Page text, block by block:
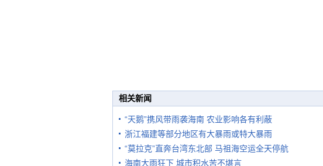
相关新闻
“天鹅”携风带雨袭海南 农业影响各有利蔽
浙江福建等部分地区有大暴雨或特大暴雨
“莫拉克”直奔台湾东北部 马祖海空运全天停航
海南大雨狂下 城市积水苦不堪言